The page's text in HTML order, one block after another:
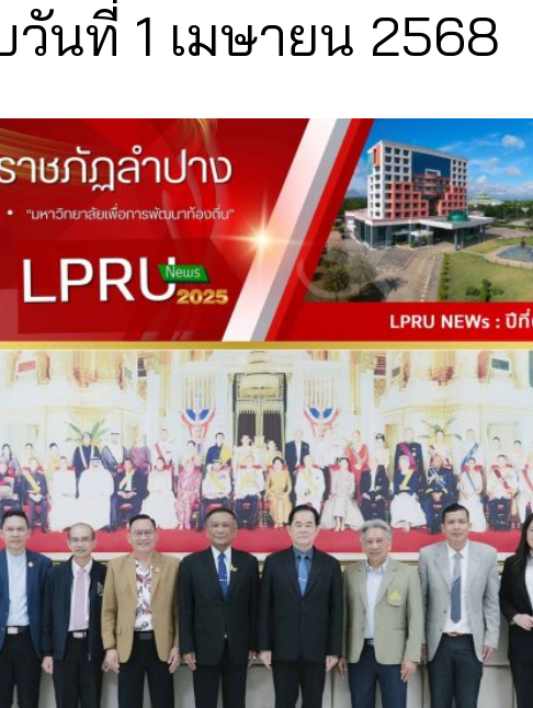
วันที่ 1 เมษายน 2568